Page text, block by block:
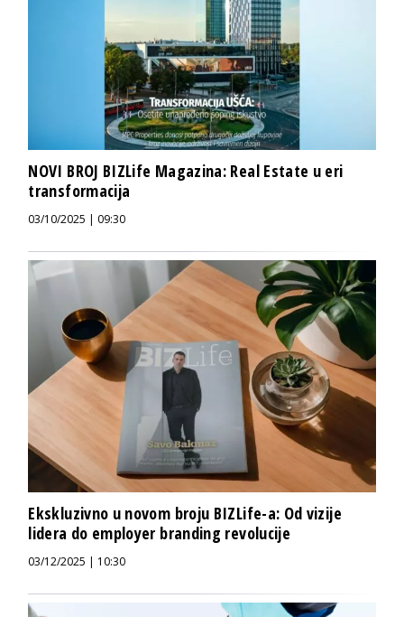
NOVI BROJ BIZLife Magazina: Real Estate u eri
transformacija
03/10/2025 | 09:30
Ekskluzivno u novom broju BIZLife-a: Od vizije
lidera do employer branding revolucije
03/12/2025 | 10:30